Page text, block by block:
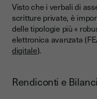
Visto che i verbali di
scritture private, è
delle tipologie più «
elettronica avanzata
digitale).
Rendiconti e